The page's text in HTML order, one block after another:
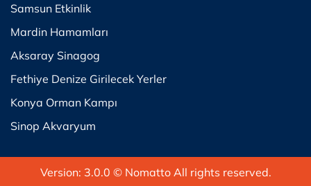
Samsun Etkinlik
Mardin Hamamları
Aksaray Sinagog
Fethiye Denize Girilecek Yerler
Konya Orman Kampı
Sinop Akvaryum
Version: 3.0.0 © Nomatto All rights reserved.